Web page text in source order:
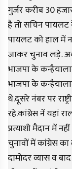
गुर्जर करीब 30
है तो सचिन
पायलट को हाल में
जाकर चुनाव लड़े.
भाजपा के
भाजपा के
थे.दूसरे नंबर पर
रहे.कांग्रेस नें यहां
प्रत्याशी मैदान में
चुनावों में कांग्रेस
दामोदर व्यास व